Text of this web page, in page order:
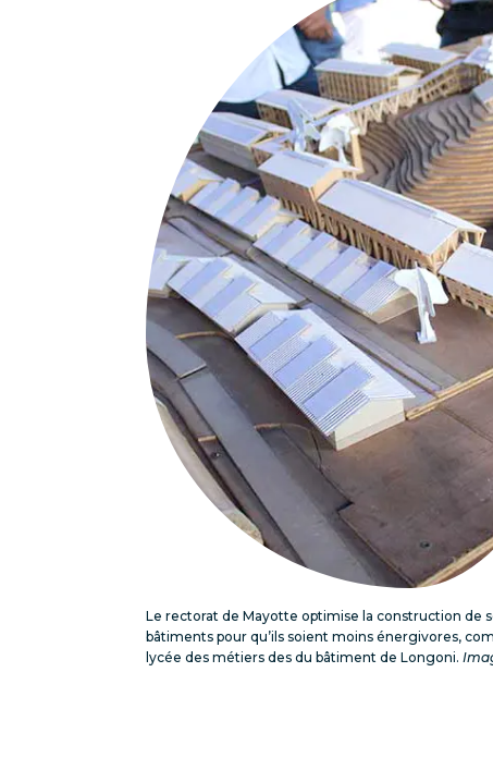
Le rectorat de Mayotte optimise la construction de
bâtiments pour qu’ils soient moins énergivores,
lycée des métiers des du bâtiment de Longoni.